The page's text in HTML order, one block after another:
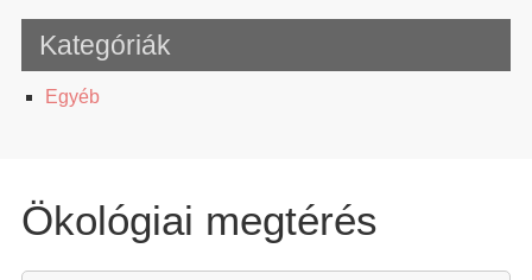
Kategóriák
Egyéb
Ökológiai megtérés